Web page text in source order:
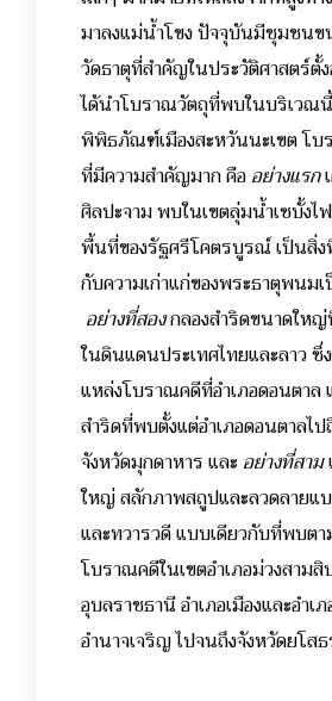
มาลงแม่น้ำโขง ปัจจุบันมีชุมชน
วัดธาตุที่สำคัญในประวัติศาสตร์ตั้
ได้นำโบราณวัตถุที่พบในบริเวณ
พิพิธภัณฑ์เมืองสะหวันนะเขต โบ
ที่มีความสำคัญมาก คืออย่างแรก
ศิลปะจาม พบในเขตลุ่มน้ำเซบั้งไ
พื้นที่ของรัฐศรีโคตรบูรณ์ เป็นสิ่
กับความเก่าแก่ของพระธาตุพนม
อย่างที่สองกลองสำริดขนาดให
ในดินแดนประเทศไทยและลาว
แหล่งโบราณคดีที่อำเภอดอนตาล
สำริดที่พบตั้งแต่อำเภอดอนตาลไป
จังหวัดมุกดาหาร และ อย่างที่สาม
ใหญ่ สลักภาพสถูปและลวดลายแ
และทวารวดี แบบเดียวกับที่พบต
โบราณคดีในเขตอำเภอม่วงสามสิ
อุบลราชธานี อำเภอเมืองและอำเ
อำนาจเจริญ ไปจนถึงจังหวัดยโส